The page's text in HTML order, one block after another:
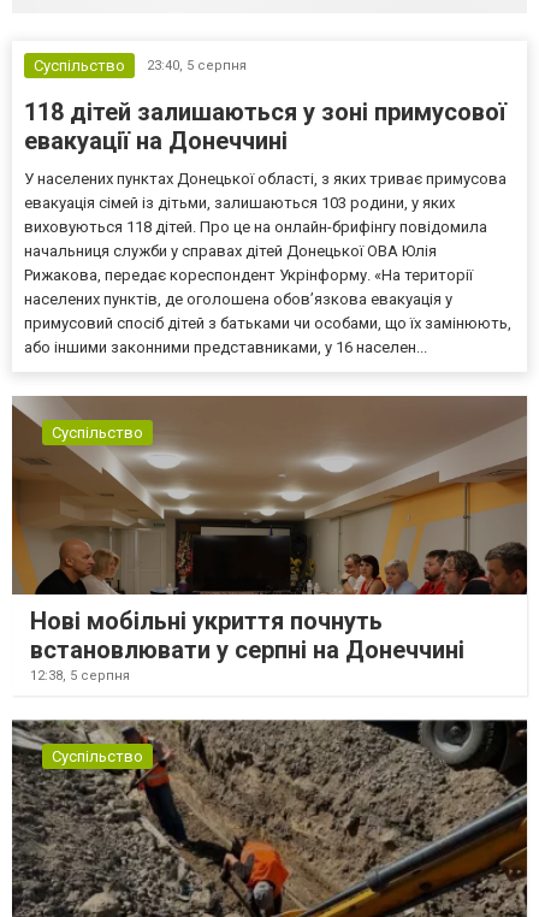
Суспільство 23:40, 5 серпня
118 дітей залишаються у зоні примусової
евакуації на Донеччині
У населених пунктах Донецької області, з яких триває примусова
евакуація сімей із дітьми, залишаються 103 родини, у яких
виховуються 118 дітей. Про це на онлайн-брифінгу повідомила
начальниця служби у справах дітей Донецької ОВА Юлія
Рижакова, передає кореспондент Укрінформу. «На території
населених пунктів, де оголошена обов’язкова евакуація у
примусовий спосіб дітей з батьками чи особами, що їх замінюють,
або іншими законними представниками, у 16 населен...
Суспільство
Нові мобільні укриття почнуть
встановлювати у серпні на Донеччині
12:38, 5 серпня
Суспільство